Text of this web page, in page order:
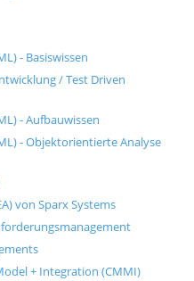
- Basiswissen
/ Test Driven
- Aufbauwissen
- Objektorientierte Analyse
von Sparx Systems
+ Integration (CMMI)